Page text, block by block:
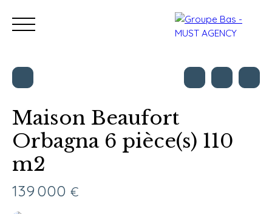
Nos bureaux Acheter Vendre Programmes
Maison Beaufort
Orbagna 6 pièce(s) 110
m2
139 000 €